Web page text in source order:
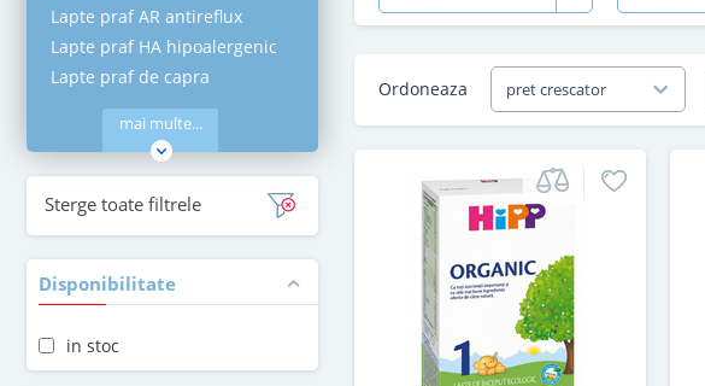
Lapte praf AR antireflux
Lapte praf HA hipoalergenic
Lapte praf de capra
mai multe...
Sterge toate filtrele
Disponibilitate
in stoc
Ordoneaza pret crescator